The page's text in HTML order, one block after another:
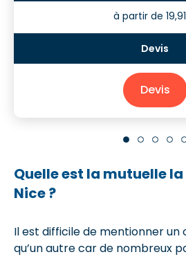
à partir de
Devis
Quelle est la mutuelle
Nice ?
Il est difficile de mentionner un
qu’un autre car de nombreux